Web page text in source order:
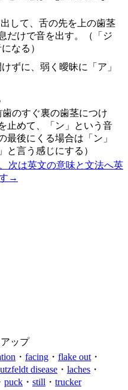
出して、舌の先を上の歯茎
だけで音を出す。（「ジ
なる）
ずに、弱く曖昧に「ア」
歯のすぐ裏の歯茎につけ
止めて、「ン」という音
最後にくる場合は「ン」
と言う感じにする）
次は英文の意味と文法へ英
→
ップ
・ facing ・ flake out ・
disease ・ laches ・
puck ・ still ・ trucker